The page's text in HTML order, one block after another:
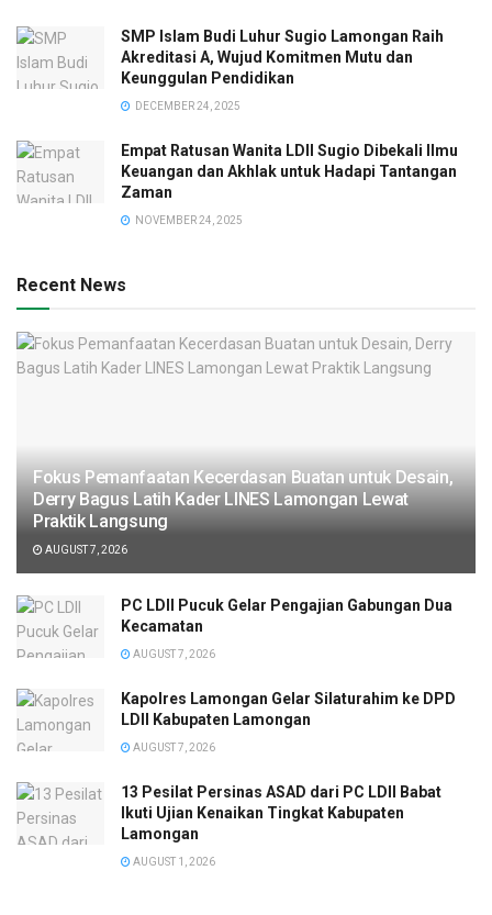
SMP Islam Budi Luhur Sugio Lamongan Raih
Akreditasi A, Wujud Komitmen Mutu dan
Keunggulan Pendidikan
DECEMBER 24, 2025
Empat Ratusan Wanita LDII Sugio Dibekali Ilmu
Keuangan dan Akhlak untuk Hadapi Tantangan
Zaman
NOVEMBER 24, 2025
Recent News
Fokus Pemanfaatan Kecerdasan Buatan untuk Desain,
Derry Bagus Latih Kader LINES Lamongan Lewat
Praktik Langsung
AUGUST 7, 2026
PC LDII Pucuk Gelar Pengajian Gabungan Dua
Kecamatan
AUGUST 7, 2026
Kapolres Lamongan Gelar Silaturahim ke DPD
LDII Kabupaten Lamongan
AUGUST 7, 2026
13 Pesilat Persinas ASAD dari PC LDII Babat
Ikuti Ujian Kenaikan Tingkat Kabupaten
Lamongan
AUGUST 1, 2026